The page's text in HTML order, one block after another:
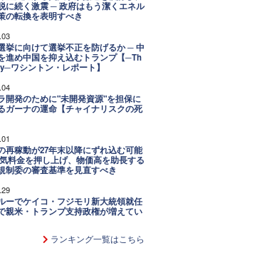
に続く激震 ─ 政府はもう潔くエネル
の転換を表明すべき
挙に向けて選挙不正を防げるか ─ 中
進め中国を抑え込むトランプ【─Th
ワシントン・レポート】
開発のために"未開発資源"を担保に
ガーナの運命【チャイナリスクの死
再稼動が27年末以降にずれ込む可能
料金を押し上げ、物価高を助長する
制委の審査基準を見直すべき
ーでケイコ・フジモリ新大統領就任
親米・トランプ支持政権が増えてい
ランキング一覧はこちら